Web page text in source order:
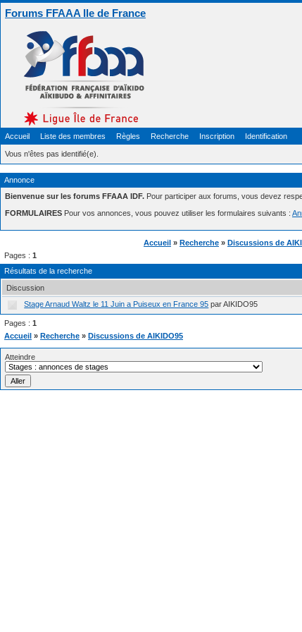
Forums FFAAA Ile de France
Accueil Liste des membres Règles Recherche Inscription Identification
Vous n'êtes pas identifié(e).
Annonce
Bienvenue sur les forums FFAAA IDF. Pour participer aux forums, vous devez
FORMULAIRES Pour vos annonces, vous pouvez utiliser les formulaires suivants :
Accueil » Recherche » Discussions de
Pages : 1
Résultats de la recherche
Discussion
Stage Arnaud Waltz le 11 Juin a Puiseux en France 95 par AIKIDO95
Pages : 1
Accueil » Recherche » Discussions de AIKIDO95
Atteindre